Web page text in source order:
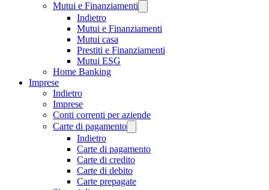
Mutui e Finanziamenti
Indietro
Mutui e Finanziamenti
Mutui casa
Prestiti e Finanziamenti
Mutui ESG
Home Banking
Imprese
Indietro
Imprese
Conti correnti per aziende
Carte di pagamento
Indietro
Carte di pagamento
Carte di credito
Carte di debito
Carte prepagate